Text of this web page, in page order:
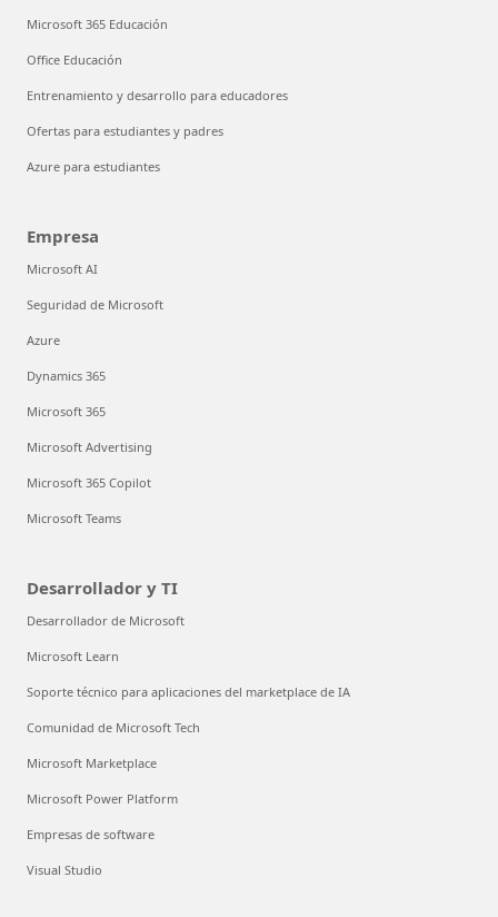
Microsoft 365 Educación
Office Educación
Entrenamiento y desarrollo para educadores
Ofertas para estudiantes y padres
Azure para estudiantes
Empresa
Microsoft AI
Seguridad de Microsoft
Azure
Dynamics 365
Microsoft 365
Microsoft Advertising
Microsoft 365 Copilot
Microsoft Teams
Desarrollador y TI
Desarrollador de Microsoft
Microsoft Learn
Soporte técnico para aplicaciones del marketplace de IA
Comunidad de Microsoft Tech
Microsoft Marketplace
Microsoft Power Platform
Empresas de software
Visual Studio